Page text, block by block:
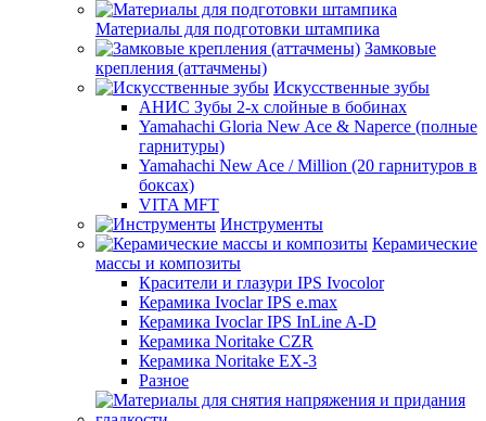
Материалы для подготовки штампика
Замковые
крепления (аттачмены)
Искусственные зубы
АНИС Зубы 2-х слойные в бобинах
Yamahachi Gloria New Ace & Naperce (полные
гарнитуры)
Yamahachi New Ace / Million (20 гарнитуров в
боксах)
VITA MFT
Инструменты
Керамические
массы и композиты
Красители и глазури IPS Ivocolor
Керамика Ivoclar IPS e.max
Керамика Ivoclar IPS InLine A-D
Керамика Noritake CZR
Керамика Noritake EX-3
Разное